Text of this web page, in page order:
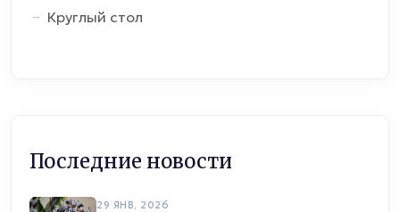
Круглый стол
Последние новости
29 ЯНВ, 2026